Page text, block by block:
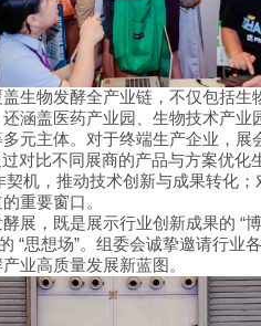
生物发酵全产业链，不仅包括生
涵盖医药产业园、生物技术产
元主体。对于终端生产企业，展
对比不同展商的产品与方案优化
契机，推动技术创新与成果转化
重要窗口。
展，既是展示行业创新成果的 “
“思想场”。组委会诚挚邀请行业
业高质量发展新蓝图。